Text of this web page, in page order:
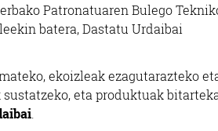
Patronatuaren Bulego
batera, Dastatu Urdaibai
ekoizleak ezagutarazteko
eta produktuak